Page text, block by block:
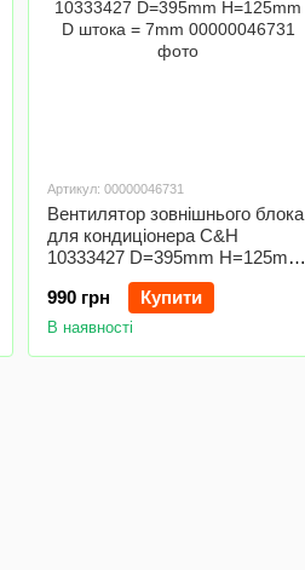
Артикул: 00000046731
Вентилятор зовнішнього блока
для кондиціонера C&H
10333427 D=395mm H=125mm
D штока = 7mm
990 грн
Купити
В наявності